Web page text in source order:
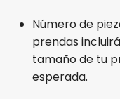
Número de
prendas
tamaño de tu
esperada.